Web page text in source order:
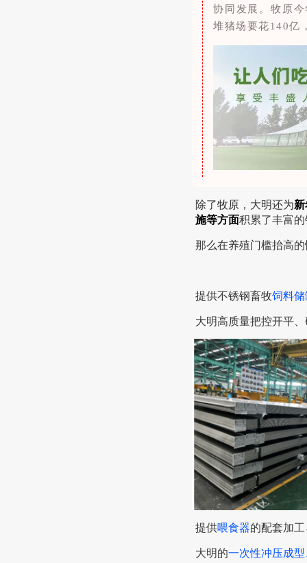
协同发展。牧原
堆猪场要花140亿
除了牧原，大明还为
施等方面积累了丰富
那么在养殖门槛抬高
提供不锈钢畜牧饲料储
大明高质量把控开平
提供喂食器的配套加工
大明的一次性冲压成